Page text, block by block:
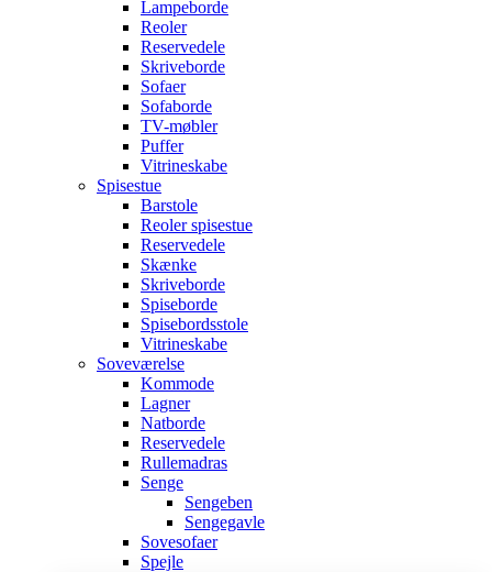
Lampeborde
Reoler
Reservedele
Skriveborde
Sofaer
Sofaborde
TV-møbler
Puffer
Vitrineskabe
Spisestue
Barstole
Reoler spisestue
Reservedele
Skænke
Skriveborde
Spiseborde
Spisebordsstole
Vitrineskabe
Soveværelse
Kommode
Lagner
Natborde
Reservedele
Rullemadras
Senge
Sengeben
Sengegavle
Sovesofaer
Spejle